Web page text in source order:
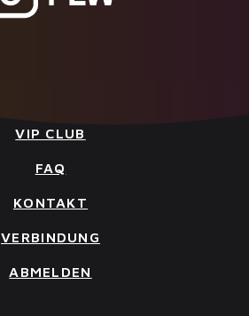
VIP CLUB
FAQ
KONTAKT
VERBINDUNG
ABMELDEN